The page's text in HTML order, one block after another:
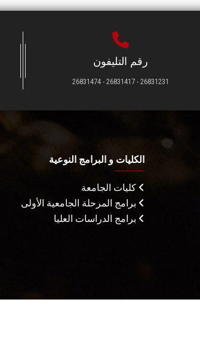
رقم التليفون
26831231 - 26831417 - 26831474
الكليات و البرامج النوعية
كليات الجامعة
برامج المرحلة الجامعية الأولى
برامج الدراسات العليا